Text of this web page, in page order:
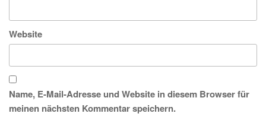
Website
Name, E-Mail-Adresse und Website in diesem Browser für
meinen nächsten Kommentar speichern.